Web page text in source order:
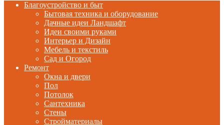
Благоустройство и быт
Бытовая техника и оборудование
Дачные идеи Ландшафт
Идеи своими руками
Интерьер и Дизайн
Мебель и текстиль
Сад и Огород
Ремонт
Окна и двери
Пол
Потолок
Сантехника
Стены
Стройматериалы